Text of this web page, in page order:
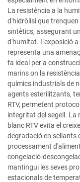
La resistència a la
d'hidròlisi que
sintètics, assegurant
d'humitat. L'exposició
representa una
fa ideal per a
marins on la
químics industrials de
agents esterilitzants,
RTV, permetent
integritat del segell. La
blanc RTV evita el
degradació en sellants
processament
congelació-
mantingui les seves
estacionals de